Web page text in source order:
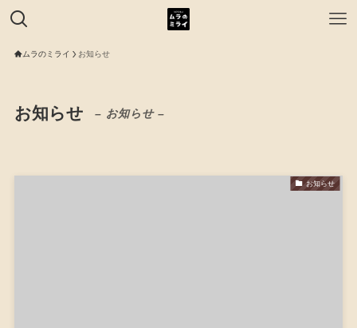
ムラのミライ お知らせ
お知らせ – お知らせ –
お知らせ